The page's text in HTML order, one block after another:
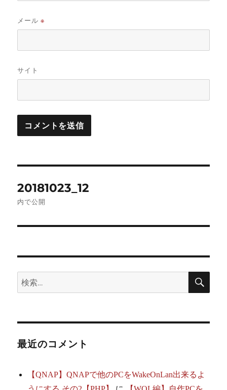
メール※
サイト
稿
ゲ
ー
ョ
ン
20181023_12
内で公開
検
索:
検
最近のコメント
【QNAP】QNAPで他のPCをWakeOnLan出来るよ